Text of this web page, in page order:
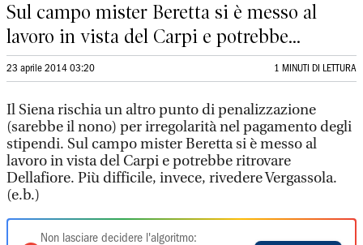
Sul campo mister Beretta si è messo al
lavoro in vista del Carpi e potrebbe...
23 aprile 2014 03:20 1 MINUTI DI LETTURA
Il Siena rischia un altro punto di penalizzazione
(sarebbe il nono) per irregolarità nel pagamento degli
stipendi. Sul campo mister Beretta si è messo al
lavoro in vista del Carpi e potrebbe ritrovare
Dellafiore. Più difficile, invece, rivedere Vergassola.
(e.b.)
Non lasciare decidere l'algoritmo: